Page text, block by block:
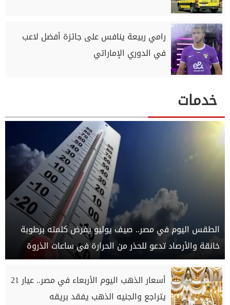
رامي ربيعة ينافس على جائزة أفضل لاعب
في الدوري الإماراتي
خدمات
الطقس اليوم في مصر.. صيف يوليو يفرض كلمته برطوبة
خانقة والأرصاد تدعو للحذر من الحرارة في ساعات الذروة
أسعار الذهب اليوم الأربعاء في مصر.. عيار 21
يتراجع والجنيه الذهب يفقد بريقه